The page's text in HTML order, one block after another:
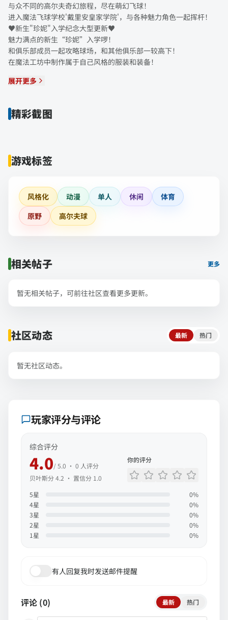
与众不同的高尔夫奇幻旅程，尽在萌幻飞球！
进入魔法飞球学校'戴里安皇家学院'，与各种魅力角色一起挥杆！
♥️新生"珍妮"入学纪念大型更新♥️
魅力满点的新生“珍妮”入学啰！
和俱乐部成员一起攻略球场，和其他俱乐部一较高下！
在魔法工坊中制作属于自己风格的服装和装备！
展开更多
精彩截图
游戏标签
风格化 动漫 单人 休闲
体育
原野
高尔夫球
相关帖子 更多
暂无相关帖子，可前往社区查看更多更新。
社区动态 最新 热门
暂无社区动态。
玩家评分与评论
综合评分
4.0/ 5.0 · 0 人评分
贝叶斯分4.2 · 置信分 1.0
你的评分
5星 0%
4星 0%
3星 0%
2星 0%
1 星 0%
有人回复我时发送邮件提醒
评论 (0) 最新 热门